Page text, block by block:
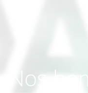
Nos